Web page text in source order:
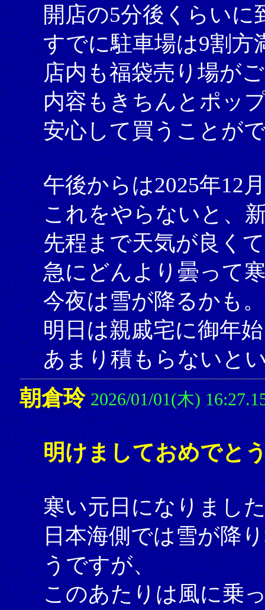
開店の5分後くらいに
すでに駐車場は9割方
店内も福袋売り場が
内容もきちんとポッ
安心して買うことが
午後からは2025年12
これをやらないと、
先程まで天気が良く
急にどんより曇って
今夜は雪が降るかも。
明日は親戚宅に御年
あまり積もらないと
朝倉玲 2026/01/01(木)
明けましておめでと
寒い元日になりまし
日本海側では雪が降
うですが、
このあたりは風に乗